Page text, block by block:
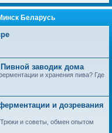
Беларусь
заводик дома
и хранения пива? Где
и дозревания
и советы, обмен опытом